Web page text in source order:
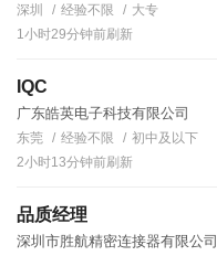
深圳 经验不限
大专
1小时29分钟前刷新
IQC
广东皓英电子科技有限公司
东莞 经验不限
初中及以下
2小时13分钟前刷新
品质经理
深圳市胜航精密连接器有限公司